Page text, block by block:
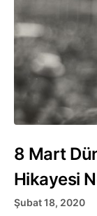
8 Mart
Hikayesi
Şubat 18, 2020